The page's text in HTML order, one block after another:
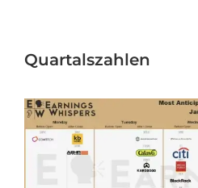
Quartalszahlen